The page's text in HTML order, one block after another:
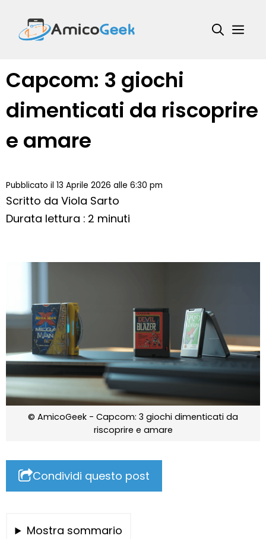
contenuto
Capcom: 3 giochi
dimenticati da riscoprire
e amare
Pubblicato il 13 Aprile 2026 alle 6:30 pm
Scritto da Viola Sarto
Durata lettura : 2 minuti
© AmicoGeek - Capcom: 3 giochi dimenticati da
riscoprire e amare
Condividi questo post
Mostra sommario